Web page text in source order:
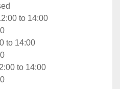
to 14:00
to 14:00
to 14:00